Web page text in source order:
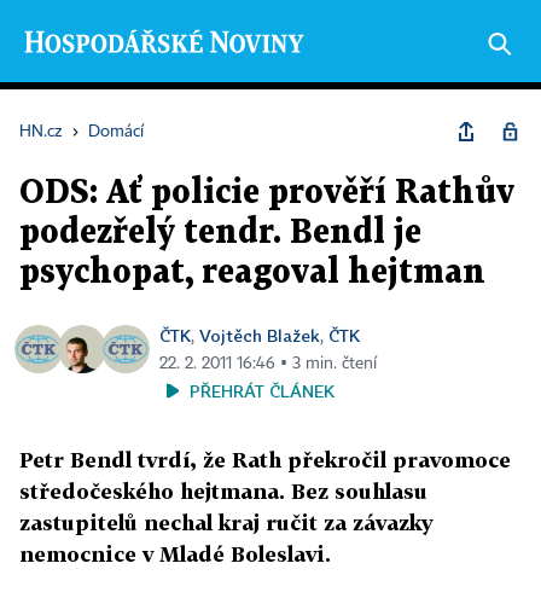
HN.cz › Domácí
ODS: Ať policie prověří Rathův
podezřelý tendr. Bendl je
psychopat, reagoval hejtman
ČTK, Vojtěch Blažek, ČTK
22. 2. 2011 16:46 ▪ 3 min. čtení
PŘEHRÁT ČLÁNEK
Petr Bendl tvrdí, že Rath překročil pravomoce
středočeského hejtmana. Bez souhlasu
zastupitelů nechal kraj ručit za závazky
nemocnice v Mladé Boleslavi.